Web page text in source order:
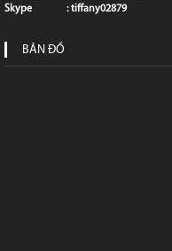
Skype : tiffany02879
BẢN ĐỒ